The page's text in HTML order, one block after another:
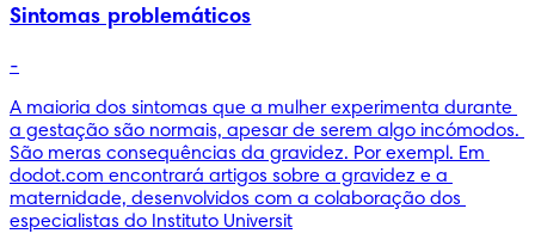
Sintomas problemáticos
-
A maioria dos sintomas que a mulher experimenta durante
a gestação são normais, apesar de serem algo incómodos.
São meras consequências da gravidez. Por exempl. Em
dodot.com encontrará artigos sobre a gravidez e a
maternidade, desenvolvidos com a colaboração dos
especialistas do Instituto Universit